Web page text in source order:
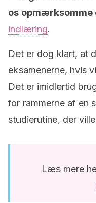
os opmærksomme
indlæring.
Det er dog klart, at
eksamenerne, hvis
Det er imidlertid
for rammerne af en
studierutine, der
Læs mere